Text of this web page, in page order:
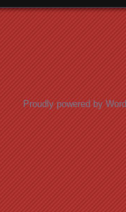
Proudly powered by